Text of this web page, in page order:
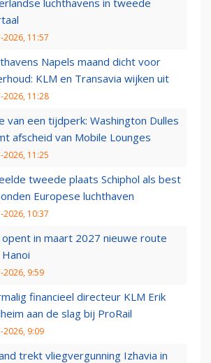
2026, 11:57
Napels maand dicht voor
KLM en Transavia wijken uit
2026, 11:28
van een tijdperk: Washington Dulles
afscheid van Mobile Lounges
2026, 11:25
tweede plaats Schiphol als best
Europese luchthaven
2026, 10:37
opent in maart 2027 nieuwe route
2026, 9:59
financieel directeur KLM Erik
aan de slag bij ProRail
2026, 9:09
trekt vliegvergunning Izhavia in